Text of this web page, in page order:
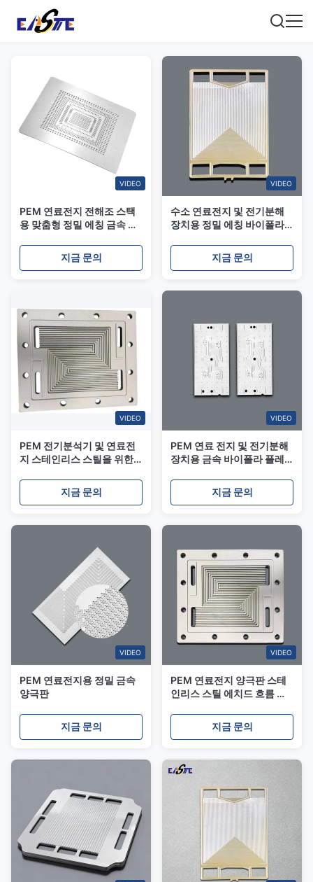
VIDEO
PEM 연료전지 전해조 스택
용 맞춤형 정밀 에칭 금속 바
늄 유동장 플레이트
지금 문의
VIDEO
수소 연료전지 및 전기분해
장치용 정밀 에칭 바이폴라
지금 문의
VIDEO
PEM 전기분석기 및 연료전
지 스테인리스 스틸을 위한
지금 문의
VIDEO
PEM 연료 전지 및 전기분해
장치용 금속 바이폴라 플레
지금 문의
VIDEO
PEM 연료전지용 정밀 금속
양극판
지금 문의
VIDEO
PEM 연료전지 양극판 스테
인리스 스틸 에치드 흐름 필
지금 문의